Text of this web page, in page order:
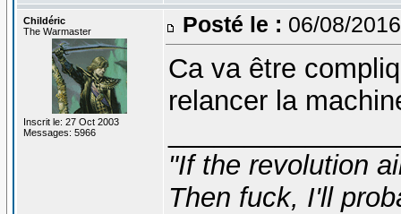
Childéric
The Warmaster
Inscrit le: 27 Oct 2003
Messages: 5966
Posté le : 06/08/
Ca va être
relancer la
"If the revolution
Then fuck, I'll